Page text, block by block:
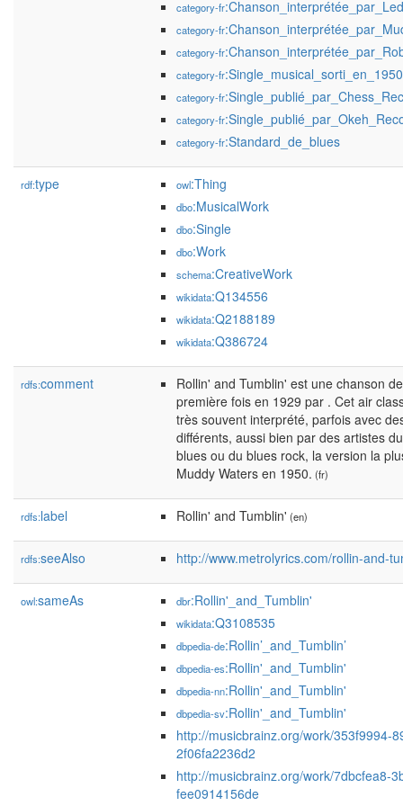
category-fr
category-fr
category-fr
category-fr:Single_musical_sorti_en_1950
category-fr
category-fr
category-fr:Standard_de_blues
rdf:type owl:Thing
dbo:MusicalWork
dbo:Single
dbo:Work
schema:CreativeWork
wikidata:Q134556
wikidata:Q2188189
wikidata:Q386724
rdfs:comment
Rollin' and Tumblin' est une chanson
première fois en 1929 par . Cet air
très souvent interprété, parfois avec
différents, aussi bien par des artistes
blues ou du blues rock, la version la
Muddy Waters en 1950. (fr)
rdfs:label Rollin' and Tumblin' (en)
rdfs:seeAlso http://www.metrolyrics.com/rollin-and-
owl:sameAs dbr:Rollin'_and_Tumblin'
wikidata:Q3108535
dbpedia-de:Rollin’_and_Tumblin’
dbpedia-es:Rollin'_and_Tumblin'
dbpedia-nn:Rollin'_and_Tumblin'
dbpedia-sv:Rollin'_and_Tumblin'
http://musicbrainz.org/work/353f9994-
2f06fa2236d2
http://musicbrainz.org/work/7dbcfea8-
fee0914156de